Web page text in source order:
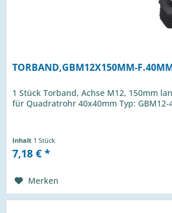
TORBAND,GBM12X150MM-
1 Stück Torband, Achse M12, 150mm
für Quadratrohr 40x40mm Typ: GBM12-
Inhalt 1 Stück
7,18 € *
Merken